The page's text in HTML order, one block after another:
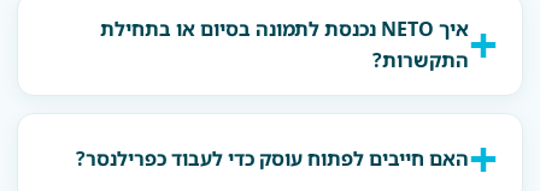
איך NETO נכנסת לתמונה בסיום או בתחילת
התקשרות?
האם חייבים לפתוח עוסק כדי לעבוד כפרילנסר?